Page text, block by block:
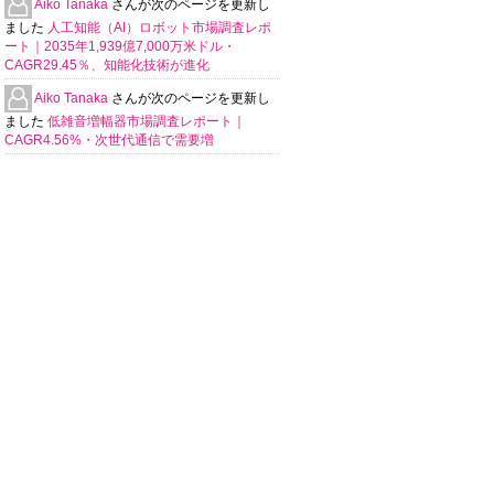
Aiko Tanaka さんが次のページを更新し
ました 人工知能（AI）ロボット市場調査レポ
ート｜2035年1,939億7,000万米ドル・
CAGR29.45％、知能化技術が進化
Aiko Tanaka さんが次のページを更新し
ました 低雑音増幅器市場調査レポート｜
CAGR4.56%・次世代通信で需要増